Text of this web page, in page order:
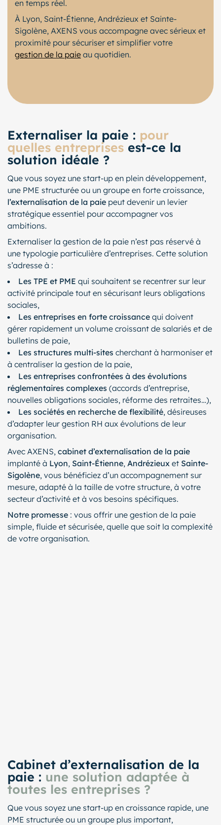
en temps réel.
À Lyon, Saint-Étienne, Andrézieux et Sainte-
Sigolène, AXENS vous accompagne avec sérieux et
proximité pour sécuriser et simplifier votre
gestion de la paie au quotidien.
Externaliser la paie : pour
quelles entreprises est-ce la
solution idéale ?
Que vous soyez une start-up en plein développement,
une PME structurée ou un groupe en forte croissance,
l’externalisation de la paie peut devenir un levier
stratégique essentiel pour accompagner vos
ambitions.
Externaliser la gestion de la paie n’est pas réservé à
une typologie particulière d’entreprises. Cette solution
s’adresse à :
Les TPE et PME qui souhaitent se recentrer sur leur
activité principale tout en sécurisant leurs obligations
sociales,
Les entreprises en forte croissance qui doivent
gérer rapidement un volume croissant de salariés et de
bulletins de paie,
Les structures multi-sites cherchant à harmoniser et
à centraliser la gestion de la paie,
Les entreprises confrontées à des évolutions
réglementaires complexes (accords d’entreprise,
nouvelles obligations sociales, réforme des retraites…),
Les sociétés en recherche de flexibilité, désireuses
d’adapter leur gestion RH aux évolutions de leur
organisation.
Avec AXENS, cabinet d’externalisation de la paie
implanté à Lyon, Saint-Étienne, Andrézieux et Sainte-
Sigolène, vous bénéficiez d’un accompagnement sur
mesure, adapté à la taille de votre structure, à votre
secteur d’activité et à vos besoins spécifiques.
Notre promesse : vous offrir une gestion de la paie
simple, fluide et sécurisée, quelle que soit la complexité
de votre organisation.
Cabinet d’externalisation de la
paie : une solution adaptée à
toutes les entreprises ?
Que vous soyez une start-up en croissance rapide, une
PME structurée ou un groupe plus important,